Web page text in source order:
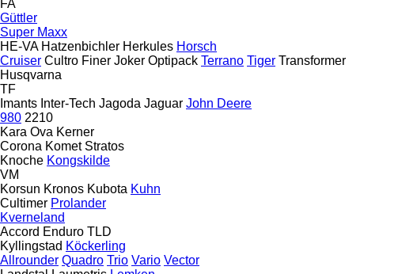
FA
Güttler
Super Maxx
HE-VA Hatzenbichler Herkules Horsch
Cruiser Cultro Finer Joker Optipack Terrano Tiger Transformer
Husqvarna
TF
Imants Inter-Tech Jagoda Jaguar John Deere
980 2210
Kara Ova Kerner
Corona Komet Stratos
Knoche Kongskilde
VM
Korsun Kronos Kubota Kuhn
Cultimer Prolander
Kverneland
Accord Enduro TLD
Kyllingstad Köckerling
Allrounder Quadro Trio Vario Vector